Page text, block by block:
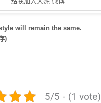
will remain the same.
)
5/5 - (1 vote)